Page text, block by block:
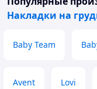
Накладки на
Baby Team
Avent Lovi